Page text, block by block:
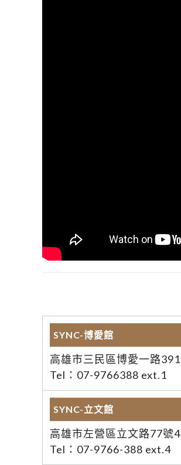
SYNC-博愛館
高雄市三民區博愛一路
Tel：07-9766388 ext.1
SYNC-立文館
高雄市左營區立文路77號
Tel：07-9766-388 ext.4